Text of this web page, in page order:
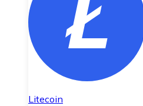
Litecoin